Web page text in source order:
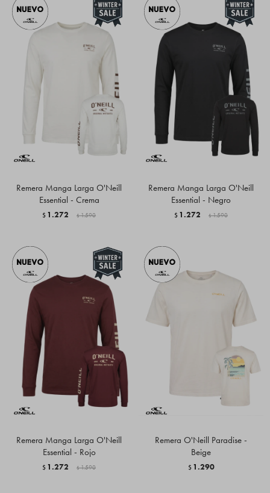
Remera Manga Larga O'Neill
Essential - Crema
$ 1.272 $ 1.590
Remera Manga Larga O'Neill
Essential - Negro
$ 1.272 $ 1.590
Remera Manga Larga O'Neill
Essential - Rojo
$ 1.272 $ 1.590
Remera O'Neill Paradise -
Beige
$ 1.290